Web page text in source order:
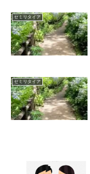
セミリタイア
セミリタイア